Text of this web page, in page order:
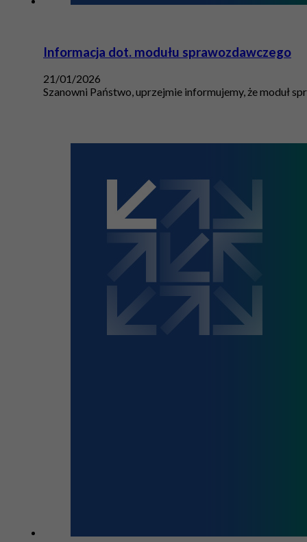
Informacja dot. modułu sprawozdawczego
21/01/2026
Szanowni Państwo, uprzejmie informujemy, że moduł